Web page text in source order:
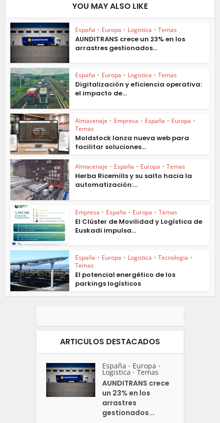
YOU MAY ALSO LIKE
España • Europa • Logistica • Temas
AUNDITRANS crece un 23% en los
arrastres gestionados...
España • Europa • Logistica • Temas
Digitalización y eficiencia operativa:
el impacto de...
Almacenaje • Empresa • España • Europa •
Temas
Moldstock lanza nueva web para
facilitar soluciones...
Almacenaje • España • Europa • Temas
Herba Ricemills y su salto hacia la
automatización:...
Empresa • España • Europa • Temas
El Clúster de Movilidad y Logística de
Euskadi impulsa...
España • Europa • Logistica • Tecnologia •
Temas
El potencial energético de los
parkings logísticos
ARTICULOS DESTACADOS
España • Europa •
Logistica • Temas
AUNDITRANS crece
un 23% en los
arrastres
gestionados...